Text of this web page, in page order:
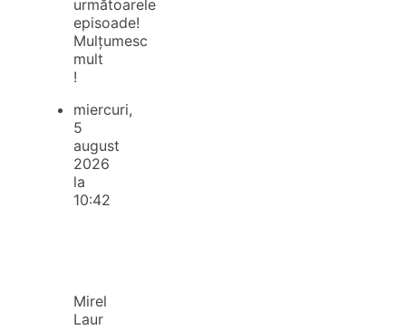
următoarele
episoade!
Mulțumesc
mult
!
miercuri,
5
august
2026
la
10:42
Mirel
Laur